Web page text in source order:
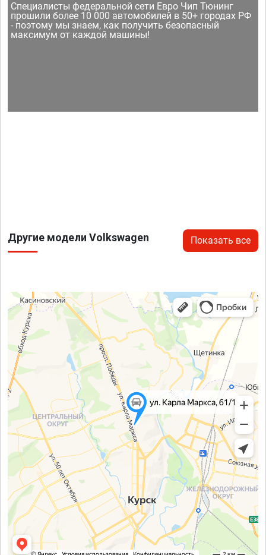
Специалисты федеральной сети Евро Чип Тюнинг
прошили более 10 000 автомобилей в 50+ городах РФ
- поэтому мы знаем, как получить безопасный
максимум от каждой машины!
Другие модели Volkswagen Показать все